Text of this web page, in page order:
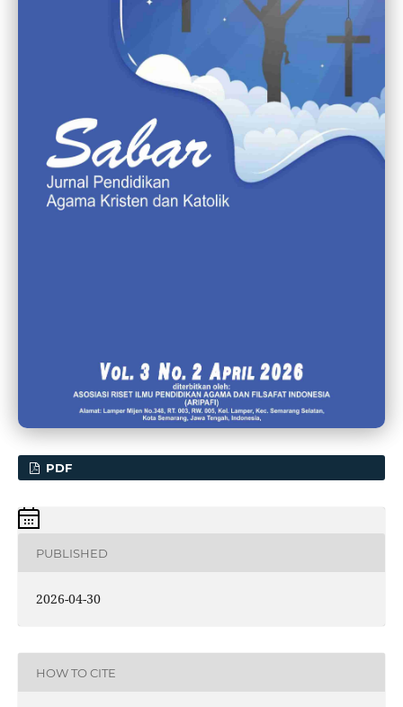
PDF
PUBLISHED
2026-04-30
HOW TO CITE